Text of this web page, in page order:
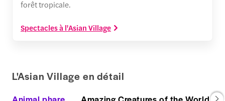
forêt tropicale.
Spectacles à l'Asian Village
L'Asian Village en détail